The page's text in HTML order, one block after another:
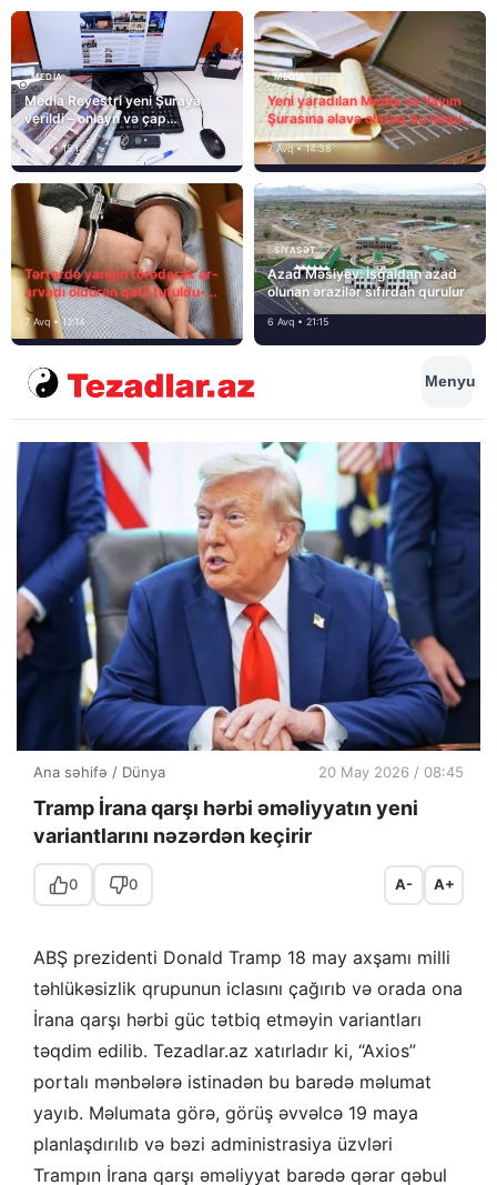
MEDİA
Media Reyestri yeni Şuraya
verildi – onlayn və çap
mediasını nə gözləyir?
7 Avq • 15:14
MEDİA
Yeni yaradılan Media və Yayım
Şurasına əlavə olaraq bu hüquq
və vəzifələr də verilib
7 Avq • 14:38
Tərtərdə yanğın törədərək ər-
arvadı öldürən qatil tutuldu-
SON DƏQİQƏ
7 Avq • 12:14
SIYASƏT
Azad Məsiyev: İşğaldan azad
olunan ərazilər sıfırdan qurulur
6 Avq • 21:15
Menyu
Ana səhifə / Dünya 20 May 2026 / 08:45
Tramp İrana qarşı hərbi əməliyyatın yeni
variantlarını nəzərdən keçirir
0 0 A- A+
ABŞ prezidenti Donald Tramp 18 may axşamı milli
təhlükəsizlik qrupunun iclasını çağırıb və orada ona
İrana qarşı hərbi güc tətbiq etməyin variantları
təqdim edilib. Tezadlar.az xatırladır ki, “Axios”
portalı mənbələrə istinadən bu barədə məlumat
yayıb. Məlumata görə, görüş əvvəlcə 19 maya
planlaşdırılıb və bəzi administrasiya üzvləri
Trampın İrana qarşı əməliyyat barədə qərar qəbul